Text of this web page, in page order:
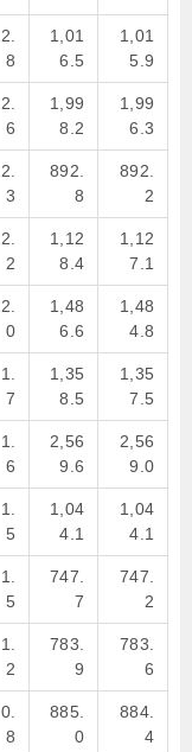
2.
8
1,01
6.5
1,01
5.9
2.
6
1,99
8.2
1,99
6.3
2.
3
892.
8
892.
2
2.
2
1,12
8.4
1,12
7.1
2.
0
1,48
6.6
1,48
4.8
1.
7
1,35
8.5
1,35
7.5
1.
6
2,56
9.6
2,56
9.0
1.
5
1,04
4.1
1,04
4.1
1.
5
747.
7
747.
2
1.
2
783.
9
783.
6
0.
8
885.
0
884.
4